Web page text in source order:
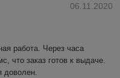
06.11.2020
работа. Через часа
что заказ готов к выдаче.
доволен.